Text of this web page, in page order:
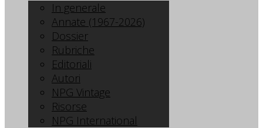
In generale
Annate (1967-2026)
Dossier
Rubriche
Editoriali
Autori
NPG Vintage
Risorse
NPG International